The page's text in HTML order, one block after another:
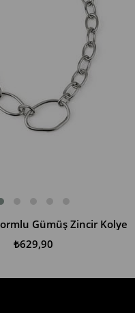
Gümüş Zincir Kolye
₺629,90